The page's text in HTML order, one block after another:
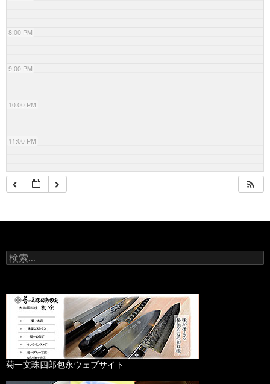
8:00 PM
9:00 PM
10:00 PM
11:00 PM
検
索
菊一文珠四郎包永ウェブサイト